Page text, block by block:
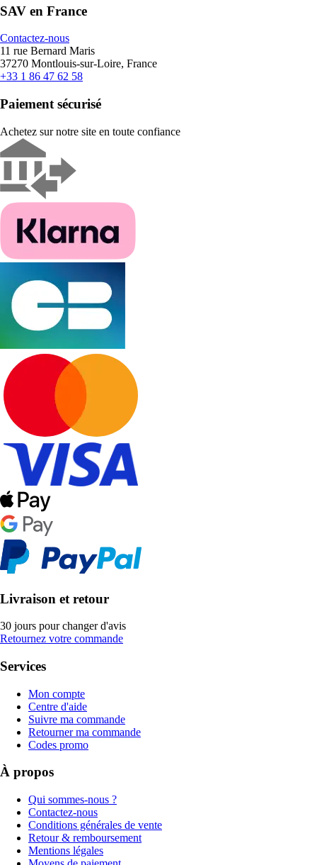
SAV en France
Contactez-nous
11 rue Bernard Maris
37270 Montlouis-sur-Loire, France
+33 1 86 47 62 58
Paiement sécurisé
Achetez sur notre site en toute confiance
Livraison et retour
30 jours pour changer d'avis
Retournez votre commande
Services
Mon compte
Centre d'aide
Suivre ma commande
Retourner ma commande
Codes promo
À propos
Qui sommes-nous ?
Contactez-nous
Conditions générales de vente
Retour & remboursement
Mentions légales